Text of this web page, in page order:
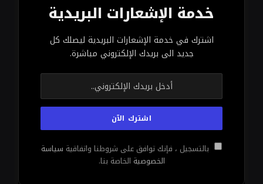
الروبوتات الشبيهة بالبشر: هل
تكشف الاختبارات عن مخاطر خفية؟
تزعم الدعوى القضائية التي قدمها غروندل أن الروبوت
Figure 02 أظهر، خلال الاختبارات، قوة كافية لإحداث
إصابات خطيرة، بما في ذلك كسر في الجمجمة البشرية.
ويشير غروندل إلى أنه تم فصله من عمله بعد أن أعرب عن
قلقه بشأن هذه النتائج، ورفض تجاهل هذه المخاطر
المحتملة.